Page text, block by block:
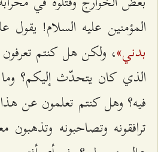
المؤمنين عليه السلام! يقول
بدني»، ولكن هل كنتم
الذي كان يتحدّث إليكم؟
فيه؟ وهل كنتم تعلمون عن
ترافقونه وتصاحبونه